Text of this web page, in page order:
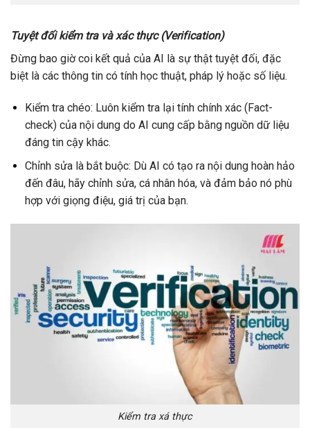
Tuyệt đối kiểm tra và xác thực (Verification)
Đừng bao giờ coi kết quả của AI là sự thật tuyệt đối, đặc
biệt là các thông tin có tính học thuật, pháp lý hoặc số liệu.
Kiểm tra chéo: Luôn kiểm tra lại tính chính xác (Fact-
check) của nội dung do AI cung cấp bằng nguồn dữ liệu
đáng tin cậy khác.
Chỉnh sửa là bắt buộc: Dù AI có tạo ra nội dung hoàn hảo
đến đâu, hãy chỉnh sửa, cá nhân hóa, và đảm bảo nó phù
hợp với giọng điệu, giá trị của bạn.
Kiểm tra xá thực